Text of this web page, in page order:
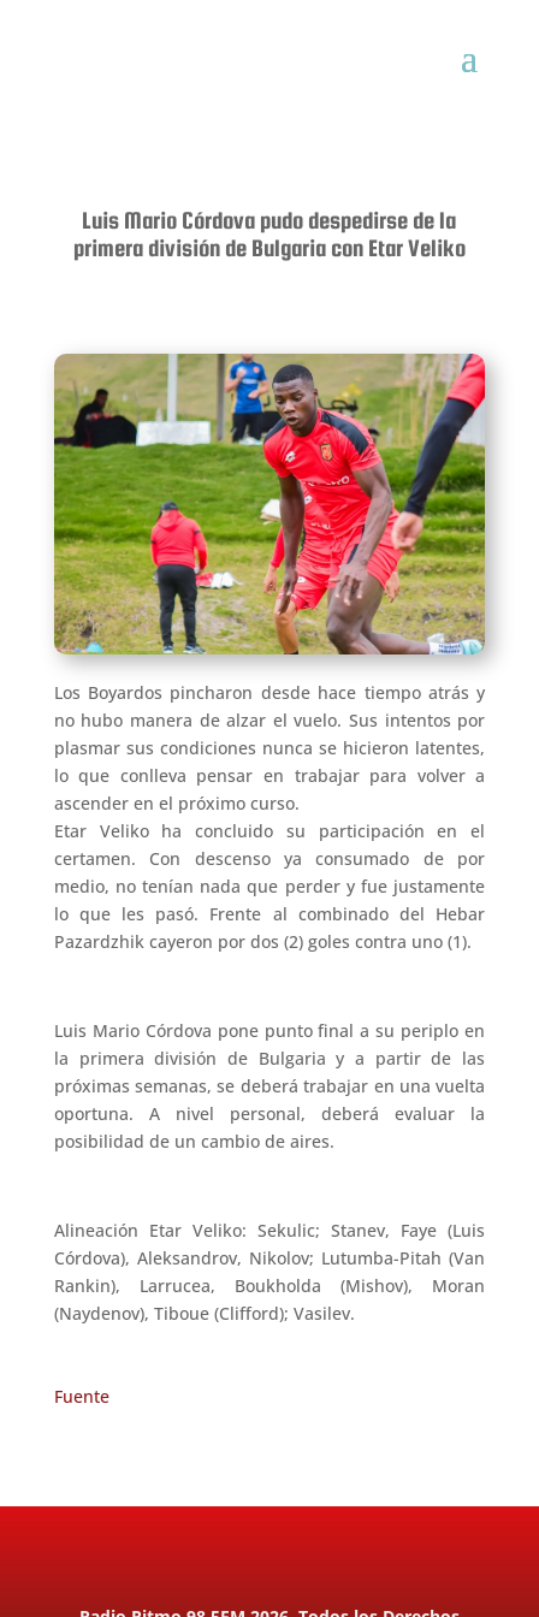
Luis Mario Córdova pudo despedirse de la
primera división de Bulgaria con Etar Veliko
Los Boyardos pincharon desde hace tiempo atrás y
no hubo manera de alzar el vuelo. Sus intentos por
plasmar sus condiciones nunca se hicieron latentes,
lo que conlleva pensar en trabajar para volver a
ascender en el próximo curso.
Etar Veliko ha concluido su participación en el
certamen. Con descenso ya consumado de por
medio, no tenían nada que perder y fue justamente
lo que les pasó. Frente al combinado del Hebar
Pazardzhik cayeron por dos (2) goles contra uno (1).
Luis Mario Córdova pone punto final a su periplo en
la primera división de Bulgaria y a partir de las
próximas semanas, se deberá trabajar en una vuelta
oportuna. A nivel personal, deberá evaluar la
posibilidad de un cambio de aires.
Alineación Etar Veliko: Sekulic; Stanev, Faye (Luis
Córdova), Aleksandrov, Nikolov; Lutumba-Pitah (Van
Rankin), Larrucea, Boukholda (Mishov), Moran
(Naydenov), Tiboue (Clifford); Vasilev.
Fuente